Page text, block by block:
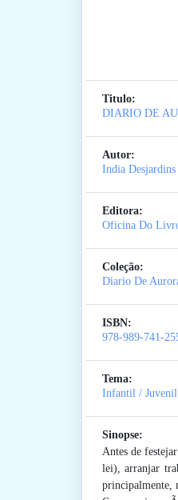
Titulo:
DIARIO DE
Autor:
India Desjardins
Editora:
Oficina Do
Coleção:
Diario De
ISBN:
978-989-741-
Tema:
Infantil / Juvenil
Sinopse:
Antes de
lei), arranjar
principalmente,